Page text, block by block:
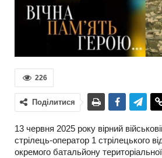
226
Поділитися
13 червня 2025 року вірний
стрілець-оператор 1 стрілецького
окремого батальйону